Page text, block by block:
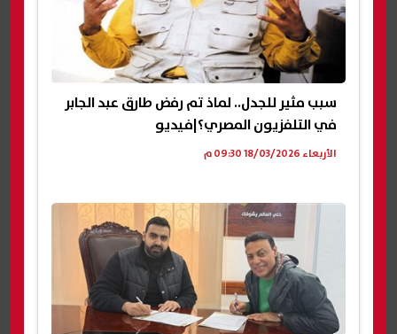
سبب مثير للجدل.. لماذ تم رفض طارق عبد الجابر
في التلفزيون المصري؟|فيديو
الأربعاء 18/03/2026 09:30 م